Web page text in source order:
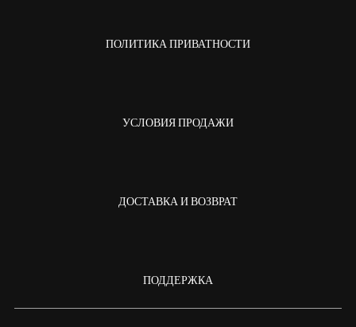
ПОЛИТИКА ПРИВАТНОСТИ
УСЛОВИЯ ПРОДАЖИ
ДОСТАВКА И ВОЗВРАТ
ПОДДЕРЖКА